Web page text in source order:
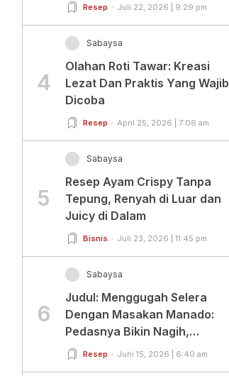
Resep Juli 22, 2026 | 9:29 pm
4
Sabaysa
Olahan Roti Tawar: Kreasi
Lezat Dan Praktis Yang Wajib
Dicoba
Resep April 25, 2026 | 7:06 am
5
Sabaysa
Resep Ayam Crispy Tanpa
Tepung, Renyah di Luar dan
Juicy di Dalam
Bisnis Juli 23, 2026 | 11:45 pm
6
Sabaysa
Judul: Menggugah Selera
Dengan Masakan Manado:
Pedasnya Bikin Nagih,
Ragamnya Bikin Ketagihan!
Resep Juni 15, 2026 | 6:40 am